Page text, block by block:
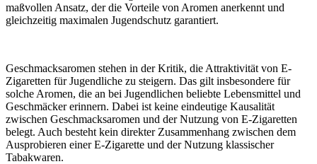
maßvollen Ansatz, der die Vorteile von Aromen anerkennt und
gleichzeitig maximalen Jugendschutz garantiert.
Geschmacksaromen stehen in der Kritik, die Attraktivität von E-
Zigaretten für Jugendliche zu steigern. Das gilt insbesondere für
solche Aromen, die an bei Jugendlichen beliebte Lebensmittel und
Geschmäcker erinnern. Dabei ist keine eindeutige Kausalität
zwischen Geschmacksaromen und der Nutzung von E-Zigaretten
belegt. Auch besteht kein direkter Zusammenhang zwischen dem
Ausprobieren einer E-Zigarette und der Nutzung klassischer
Tabakwaren.